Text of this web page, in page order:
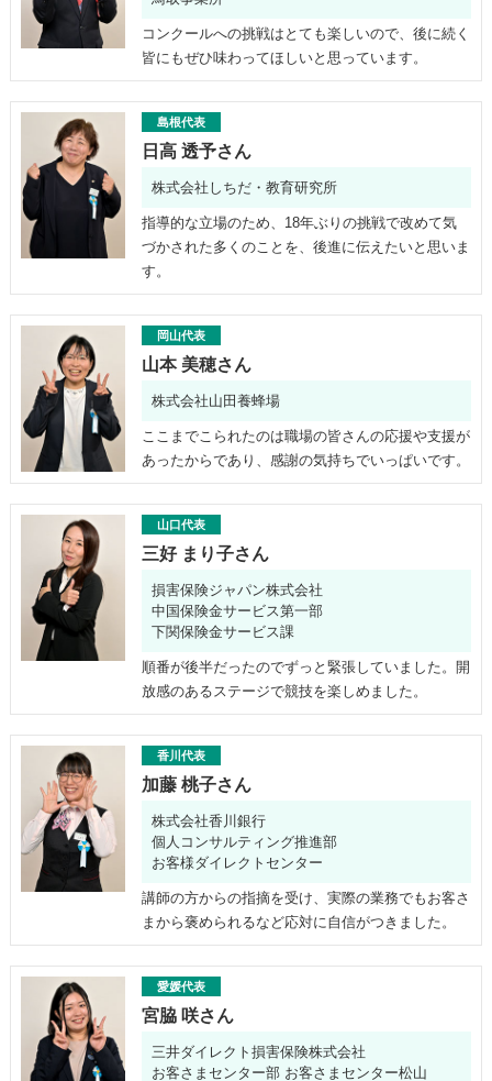
コンクールへの挑戦はとても楽しいので、後に続く
皆にもぜひ味わってほしいと思っています。
島根代表
日高 透予さん
株式会社しちだ・教育研究所
指導的な立場のため、18年ぶりの挑戦で改めて気
づかされた多くのことを、後進に伝えたいと思いま
す。
岡山代表
山本 美穂さん
株式会社山田養蜂場
ここまでこられたのは職場の皆さんの応援や支援が
あったからであり、感謝の気持ちでいっぱいです。
山口代表
三好 まり子さん
損害保険ジャパン株式会社
中国保険金サービス第一部
下関保険金サービス課
順番が後半だったのでずっと緊張していました。開
放感のあるステージで競技を楽しめました。
香川代表
加藤 桃子さん
株式会社香川銀行
個人コンサルティング推進部
お客様ダイレクトセンター
講師の方からの指摘を受け、実際の業務でもお客さ
まから褒められるなど応対に自信がつきました。
愛媛代表
宮脇 咲さん
三井ダイレクト損害保険株式会社
お客さまセンター部 お客さまセンター松山